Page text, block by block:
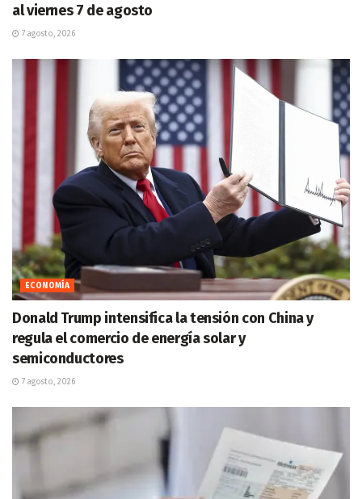
al viernes 7 de agosto
7 agosto, 2026
ECONOMÍA
Donald Trump intensifica la tensión con China y
regula el comercio de energía solar y
semiconductores
7 agosto, 2026